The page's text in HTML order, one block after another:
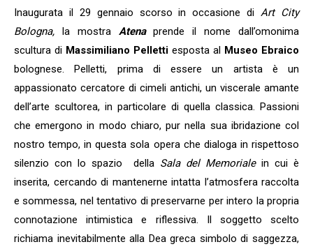
Inaugurata il 29 gennaio scorso in occasione di Art City
Bologna, la mostra Atenaprende il nome dall’omonima
scultura di Massimiliano Pelletti esposta al Museo Ebraico
bolognese. Pelletti, prima di essere un artista è un
appassionato cercatore di cimeli antichi, un viscerale amante
dell’arte scultorea, in particolare di quella classica. Passioni
che emergono in modo chiaro, pur nella sua ibridazione col
nostro tempo, in questa sola opera che dialoga in rispettoso
silenzio con lo spazio della Sala del Memorialein cui è
inserita, cercando di mantenerne intatta l’atmosfera raccolta
e sommessa, nel tentativo di preservarne per intero la propria
connotazione intimistica e riflessiva. Il soggetto scelto
richiama inevitabilmente alla Dea greca simbolo di saggezza,